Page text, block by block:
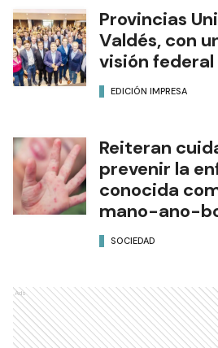
Provincias
Valdés, con
visión federal
EDICIÓN IMPRESA
Reiteran
prevenir la
conocida
mano-ano-
SOCIEDAD
Ads